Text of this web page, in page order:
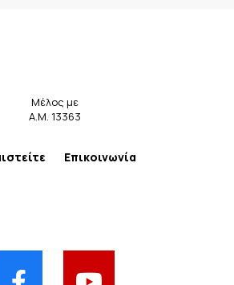
Μέλος με
Α.Μ. 13363
Επικοινωνία